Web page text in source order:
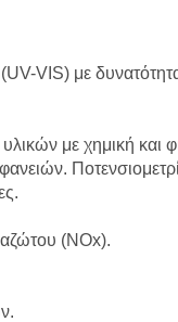
VIS) με
με χημική και
(NOx).